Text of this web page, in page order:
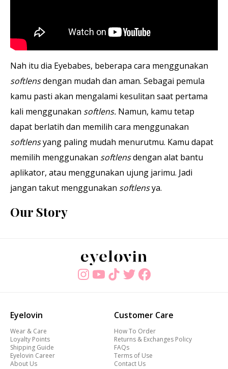
Nah itu dia Eyebabes, beberapa cara menggunakan
softlensdengan mudah dan aman. Sebagai pemula
kamu pasti akan mengalami kesulitan saat pertama
kali menggunakan softlens. Namun, kamu tetap
dapat berlatih dan memilih cara menggunakan
softlensyang paling mudah menurutmu. Kamu dapat
memilih menggunakan softlensdengan alat bantu
aplikator, atau menggunakan ujung jarimu. Jadi
jangan takut menggunakan softlensya.
Our Story
Eyelovin
Wear & Care
Loyalty Points
Shipping Guide
Eyelovin Career
About Us
Customer Care
How To Order
Returns & Exchanges Policy
FAQs
Terms of Use
Contact Us